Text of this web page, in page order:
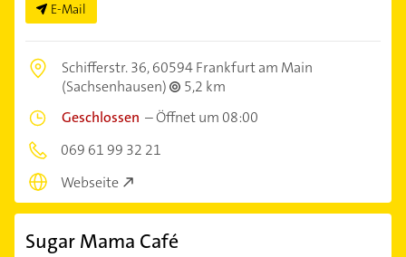
E-Mail
Schifferstr. 36,60594 Frankfurt am Main
(Sachsenhausen)
5,2 km
Geschlossen –Öffnet um 08:00
069 61 99 32 21
Webseite
Sugar Mama Café